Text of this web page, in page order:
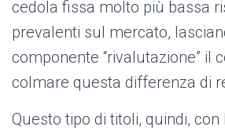
cedola fissa molto più bassa
prevalenti sul mercato,
componente “rivalutazione” il
colmare questa differenza di
Questo tipo di titoli, quindi, con